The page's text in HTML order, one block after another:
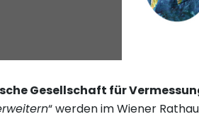
Gesellschaft für
“ werden im Wiener